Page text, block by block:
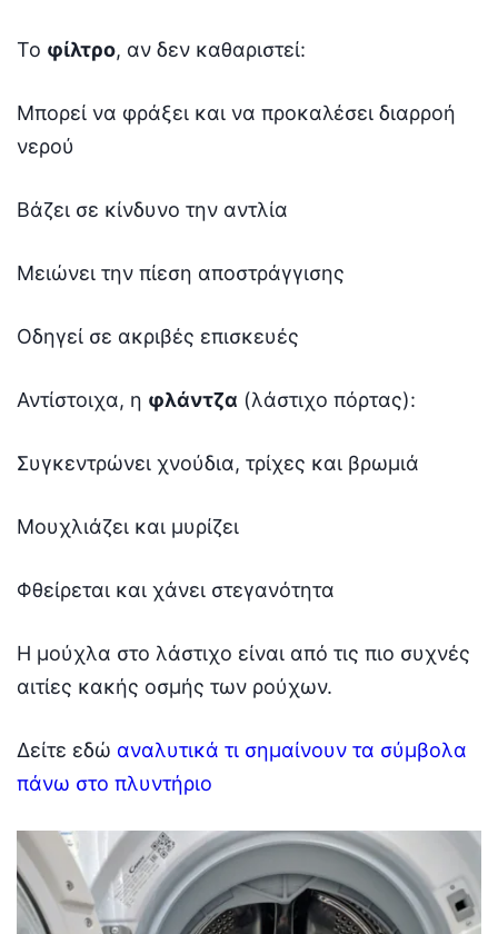
Το φίλτρο, αν δεν καθαριστεί:
Μπορεί να φράξει και να προκαλέσει διαρροή
νερού
Βάζει σε κίνδυνο την αντλία
Μειώνει την πίεση αποστράγγισης
Οδηγεί σε ακριβές επισκευές
Αντίστοιχα, η φλάντζα (λάστιχο πόρτας):
Συγκεντρώνει χνούδια, τρίχες και βρωμιά
Μουχλιάζει και μυρίζει
Φθείρεται και χάνει στεγανότητα
Η μούχλα στο λάστιχο είναι από τις πιο συχνές
αιτίες κακής οσμής των ρούχων.
Δείτε εδώ αναλυτικά τι σημαίνουν τα σύμβολα
πάνω στο πλυντήριο